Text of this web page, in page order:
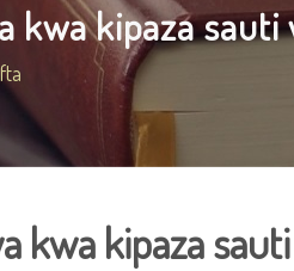
kwa kipaza sauti
kwa kipaza